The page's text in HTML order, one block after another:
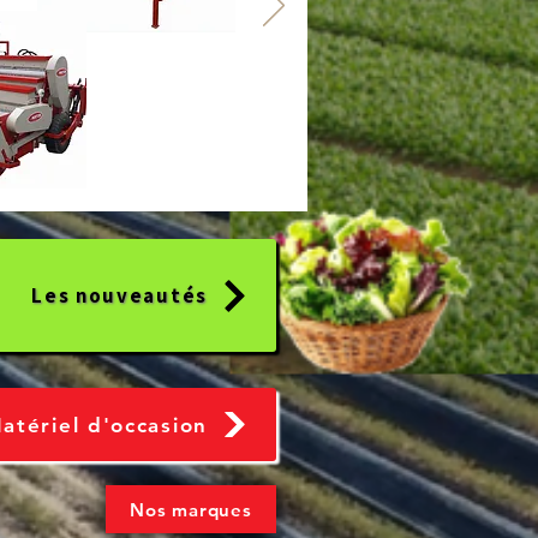
Les nouveautés
d'occasion
Nos marques